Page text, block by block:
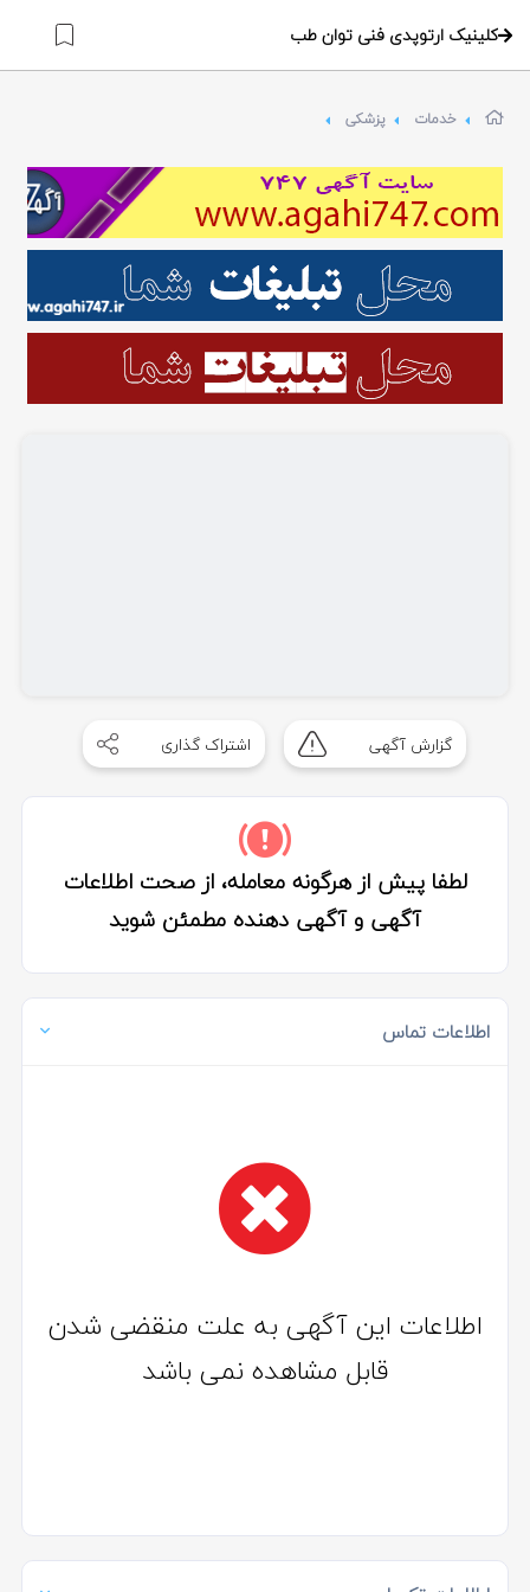
کلینیک ارتوپدی فنی توان طب
خدمات پزشکی
گزارش آگهی اشتراک گذاری
لطفا پیش از هرگونه معامله، از صحت اطلاعات
آگهی و آگهی دهنده مطمئن شوید
اطلاعات تماس
اطلاعات این آگهی به علت منقضی شدن
قابل مشاهده نمی باشد